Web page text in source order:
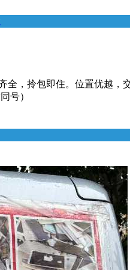
全，拎包即住。位置优越
号）